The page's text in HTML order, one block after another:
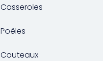
Casseroles
Poêles
Couteaux